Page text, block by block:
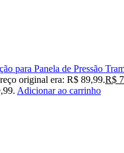
para Panela de Pressão
original era: R$ 89,99.R$
Adicionar ao carrinho